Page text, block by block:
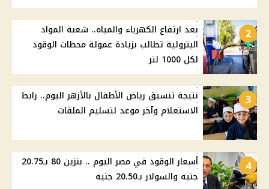
2
بعد ارتفاع الكهرباء والمياه.. شعبة المواد
البترولية تطالب بزيادة عمولة محطات الوقود
لكل 1000 لتر
3
نتيجة تنسيق رياض الأطفال بالأزهر اليوم.. رابط
الاستعلام وآخر موعد لتسليم الملفات
4
أسعار الوقود في مصر اليوم .. بنزين 80 بـ20.75
جنيه والسولار بـ20.50 جنيه